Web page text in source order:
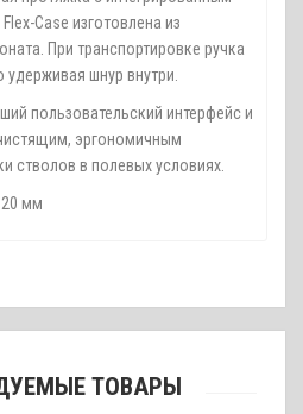
Case изготовлена из
При транспортировке ручка
шнур внутри.
пользовательский интерфейс и
эргономичным
стволов в полевых условиях.
мм
ТОВАРЫ